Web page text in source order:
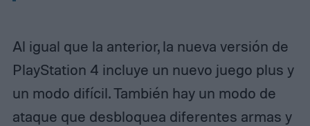
Al igual que la anterior, la nueva versión de
PlayStation 4 incluye un nuevo juego plus y
un modo difícil. También hay un modo de
ataque que desbloquea diferentes armas y